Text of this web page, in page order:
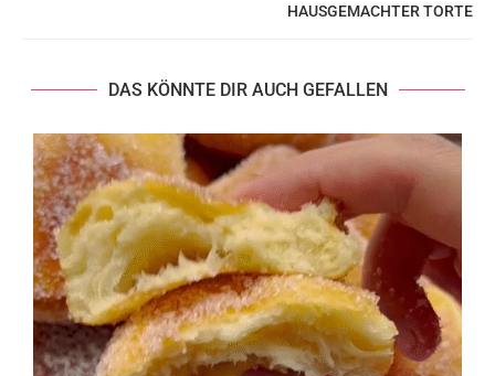
HAUSGEMACHTER TORTE
DAS KÖNNTE DIR AUCH GEFALLEN